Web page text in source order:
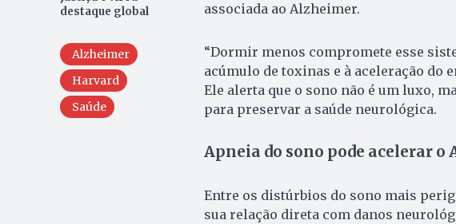
destaque global
Alzheimer
Harvard
Saúde
associada ao Alzheimer.
“Dormir menos compromete esse
acúmulo de toxinas e à aceleração do
Ele alerta que o sono não é um luxo,
para preservar a saúde neurológica.
Apneia do sono pode acelerar o
Entre os distúrbios do sono mais
sua relação direta com danos